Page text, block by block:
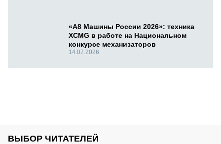
«А8 Машины России 2026»: техника
XCMG в работе на Национальном
конкурсе механизаторов
14.07.2026
ВЫБОР ЧИТАТЕЛЕЙ